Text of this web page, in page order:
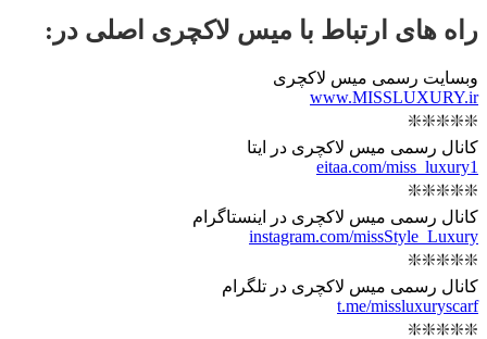
راه های ارتباط با میس لاکچری اصلی در:
وبسایت رسمی میس لاکچری
www.MISSLUXURY.ir
❇️❇️❇️❇️❇️
کانال رسمی میس لاکچری در ایتا
eitaa.com/miss_luxury1
❇️❇️❇️❇️❇️
کانال رسمی میس لاکچری در اینستاگرام
instagram.com/missStyle_Luxury
❇️❇️❇️❇️❇️
کانال رسمی میس لاکچری در تلگرام
t.me/missluxuryscarf
❇️❇️❇️❇️❇️